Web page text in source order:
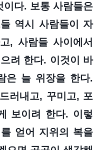
이다. 보통 사람들은
역시 사람들이 자
, 사람들 사이에서
려 한다. 이것이 바
은 늘 위장을 한다.
러내고, 꾸미고, 포
보이려 한다. 이렇
얻어 지위의 복을